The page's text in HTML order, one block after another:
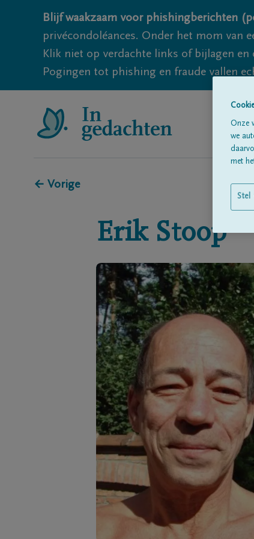
Blijf waakzaam voor phishingberichten
privécondoléances. Onder het mom van
Klik niet op verdachte links of bijlagen
Pogingen tot phishing en fraude vallen
← Vorige
Erik Stoop
Onze
we
met
Stel